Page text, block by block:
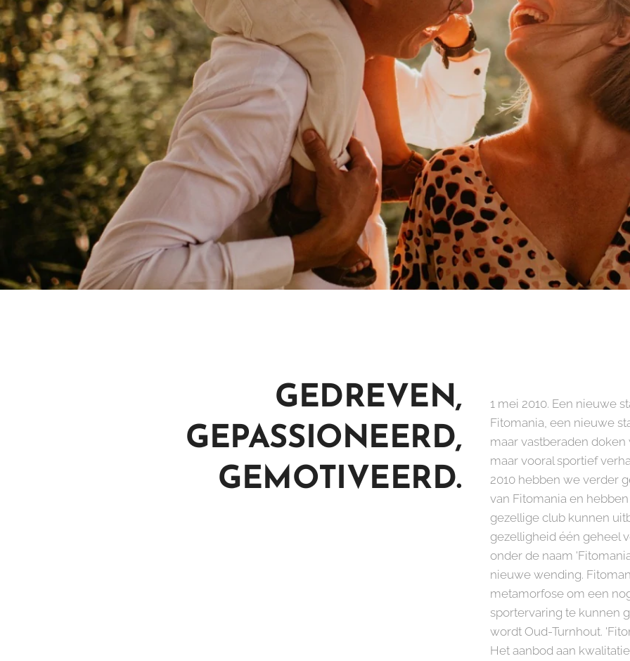
GEDREVEN,
GEPASSIONEERD,
GEMOTIVEERD.
1 mei 2010. Een nieuwe
Fitomania, een nieuwe
maar vastberaden
maar vooral sportief
2010 hebben we verder
van Fitomania en
gezellige club kunnen
gezelligheid één geheel
onder de naam
nieuwe wending.
metamorfose om een
sportervaring te kunnen
wordt Oud-Turnhout.
Het aanbod aan